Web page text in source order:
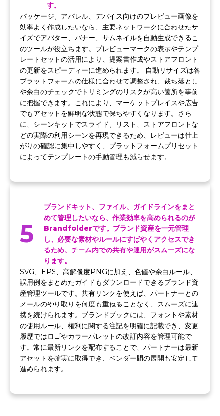
す。
パッケージ、アパレル、デバイス向けのプレビュー画像を
効率よく作成したいなら、主要ネットワークに合わせたサ
イズでアバター、バナー、サムネイルを自動生成できるこ
のツールが役立ちます。プレビューマークの表示やテンプ
レートセットの活用により、提案書作成やストアフロント
の更新をスピーディーに進められます。 自動リサイズは各
プラットフォームの仕様に合わせて調整され、裁ち落とし
や余白のチェックでトリミングのリスクが高い箇所を事前
に把握できます。これにより、マーケットプレイスや広告
でもアセットを鮮明な状態で保ちやすくなります。さら
に、シーンキットでスライド、リスト、ストアフロントな
どの実際の利用シーンを再現できるため、レビューは仕上
がりの確認に集中しやすく、プラットフォームプリセット
によってテンプレートの手動管理も減らせます。
5
ブランドキット、ファイル、ガイドラインをまと
めて管理したいなら、作業効率を高められるのが
Brandfolderです。ブランド資産を一元管理
し、必要な素材やルールにすばやくアクセスでき
るため、チーム内での共有や運用がスムーズにな
ります。
SVG、EPS、高解像度PNGに加え、色値や余白ルール、
誤用例をまとめたガイドもダウンロードできるブランド資
産管理ツールです。共有リンクを使えば、パートナーとの
メールのやり取りを何度も重ねることなく、スムーズに連
携を続けられます。ブランドブックには、フォントや素材
の使用ルール、権利に関する注記を明確に記載でき、変更
履歴ではロゴやカラーパレットの改訂内容を管理可能で
す。常に最新リンクを配布することで、パートナーは最新
アセットを確実に取得でき、ベンダー間の展開も安定して
進められます。